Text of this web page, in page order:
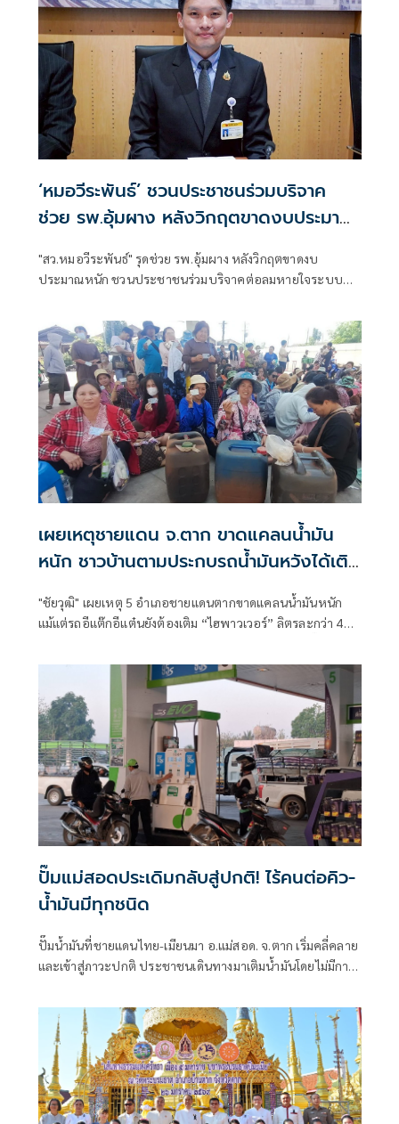
‘หมอวีระพันธ์’ ชวนประชาชนร่วมบริจาค
ช่วย รพ.อุ้มผาง หลังวิกฤตขาดงบประมาณ
"สว.หมอวีระพันธ์" รุดช่วย รพ.อุ้มผาง หลังวิกฤตขาดงบ
ประมาณหนัก ชวนประชาชนร่วมบริจาคต่อลมหายใจระบบ
เผยเหตุชายแดน จ.ตาก ขาดแคลนน้ำมัน
หนัก ชาวบ้านตามประกบรถน้ำมันหวังได้เติม
"ชัยวุฒิ" เผยเหตุ 5 อำเภอชายแดนตากขาดแคลนน้ำมันหนัก
แม้แต่รถอีแต๊กอีแต๋นยังต้องเติม “ไฮพาวเวอร์” ลิตรละกว่า 40
กลับขนไปท่าข้ามเตรียมส่งออก
ปั๊มแม่สอดประเดิมกลับสู่ปกติ! ไร้คนต่อคิว-
น้ำมันมีทุกชนิด
ปั๊มน้ำมันที่ชายแดนไทย-เมียนมา อ.แม่สอด. จ.ตาก เริ่มคลี่คลาย
และเข้าสู่ภาวะปกติ ประชาชนเดินทางมาเติมน้ำมันโดยไม่มีการ